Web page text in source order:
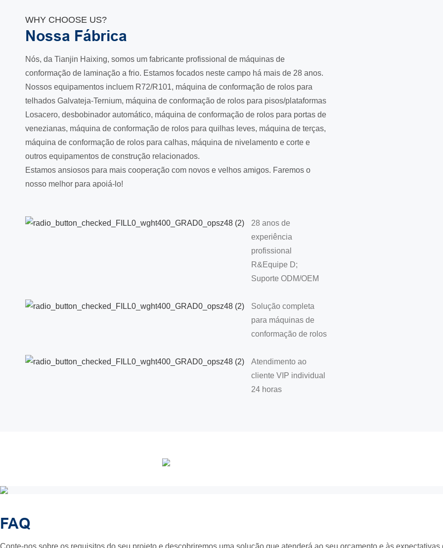
WHY CHOOSE US?
Nossa Fábrica
Nós, da Tianjin Haixing, somos um fabricante profissional de máquinas de
conformação de laminação a frio. Estamos focados neste campo há mais de 28 anos.
Nossos equipamentos incluem R72/R101, máquina de conformação de rolos para
telhados Galvateja-Ternium, máquina de conformação de rolos para pisos/plataformas
Losacero, desbobinador automático, máquina de conformação de rolos para portas de
venezianas, máquina de conformação de rolos para quilhas leves, máquina de terças,
máquina de conformação de rolos para calhas, máquina de nivelamento e corte e
outros equipamentos de construção relacionados.
Estamos ansiosos para mais cooperação com novos e velhos amigos. Faremos o
nosso melhor para apoiá-lo!
28 anos de
experiência
profissional
R&Equipe D;
Suporte ODM/OEM
Solução completa
para máquinas de
conformação de rolos
Atendimento ao
cliente VIP individual
24 horas
FAQ
Conte-nos sobre os requisitos do seu projeto e descobriremos uma solução que atenderá ao seu orçamento e às expectativas